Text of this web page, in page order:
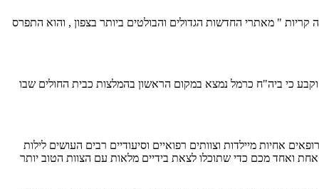
" מאתרי החדשות הגדולים והבולטים ביותר בצפון , והוא התפרס
כי ביה"ח כרמל נמצא במקום הראשון בהמלצות כבית החולים שבו
אחיות מיילדות וצוותים רפואיים וסיעודיים רבים העושים לילות
לאפשר לכל יולדת ולכל זוג המגיע אלינו לכרמל לחוות את חווית הלידה הטובה והמושלמת ביותר. אנחנו כאן 24/7 עבור כל אחת ואחד מכם כדי שתוכלו לצאת בידיים מלאות עם הצוות הטוב יותר